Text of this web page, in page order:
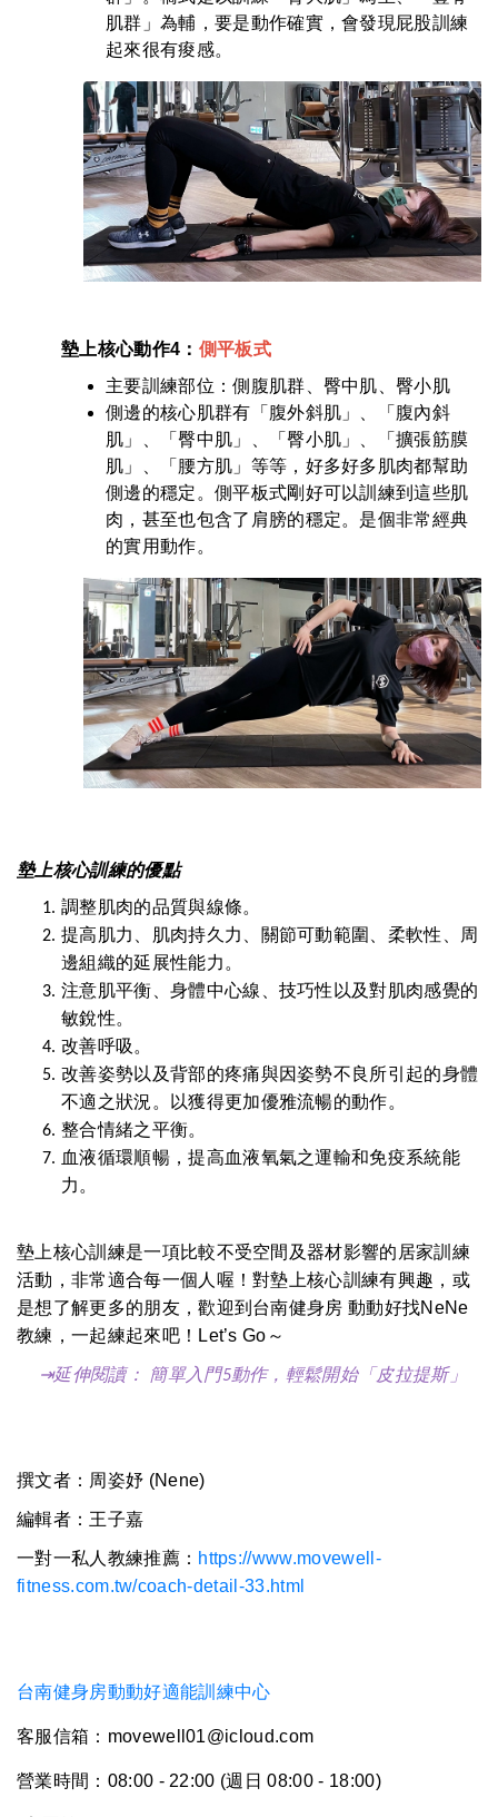
肌群」為輔，要是動作確實，會發現屁股訓練
起來很有痠感。
墊上核心動作4： 側平板式
主要訓練部位：側腹肌群、臀中肌、臀小肌
側邊的核心肌群有「腹外斜肌」、「腹內斜
肌」、「臀中肌」、「臀小肌」、「擴張筋膜
肌」、「腰方肌」等等，好多好多肌肉都幫助
側邊的穩定。側平板式剛好可以訓練到這些肌
肉，甚至也包含了肩膀的穩定。是個非常經典
的實用動作。
墊上核心訓練的優點
調整肌肉的品質與線條。
提高肌力、肌肉持久力、關節可動範圍、柔軟性、周
邊組織的延展性能力。
注意肌平衡、身體中心線、技巧性以及對肌肉感覺的
敏銳性。
改善呼吸。
改善姿勢以及背部的疼痛與因姿勢不良所引起的身體
不適之狀況。以獲得更加優雅流暢的動作。
整合情緒之平衡。
血液循環順暢，提高血液氧氣之運輸和免疫系統能
力。
墊上核心訓練是一項比較不受空間及器材影響的居家訓練
活動，非常適合每一個人喔！對墊上核心訓練有興趣，或
是想了解更多的朋友，歡迎到台南健身房 動動好找NeNe
教練，一起練起來吧！Let’s Go～
⇥延伸閱讀： 簡單入門5動作，輕鬆開始「皮拉提斯」
撰文者：周姿妤 (Nene)
編輯者：王子嘉
一對一私人教練推薦： https://www.movewell-
fitness.com.tw/coach-detail-33.html
台南健身房動動好適能訓練中心
客服信箱：movewell01@icloud.com
營業時間：08:00 - 22:00 (週日 08:00 - 18:00)